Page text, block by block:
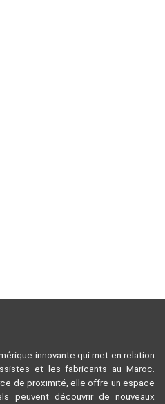
innovante qui met en relation
et les fabricants au Maroc.
de proximité, elle offre un espace
peuvent découvrir de nouveaux